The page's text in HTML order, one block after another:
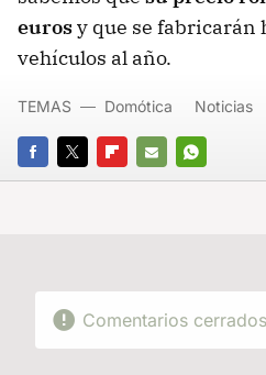
eurosy que se fabricarán
vehículos al año.
FACEBOOK
TWITTERFLIPBOARD
E-
WHATSAPP
TEMAS Domótica Noticias
Comentarios cerrados